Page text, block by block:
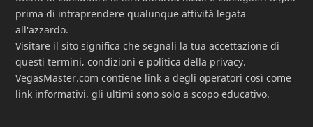
prima di intraprendere qualunque attività legata
all'azzardo.
Visitare il sito significa che segnali la tua accettazione di
questi termini, condizioni e politica della privacy.
VegasMaster.com contiene link a degli operatori così come
link informativi, gli ultimi sono solo a scopo educativo.